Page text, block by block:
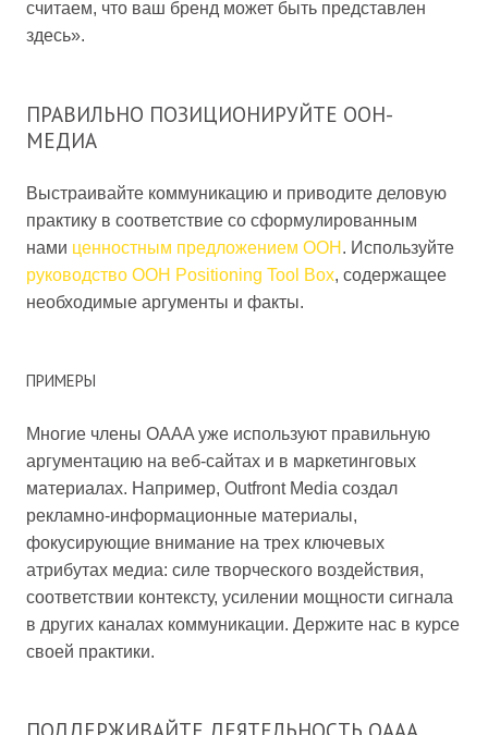
считаем, что ваш бренд может быть представлен
здесь».
ПРАВИЛЬНО ПОЗИЦИОНИРУЙТЕ OOH-
МЕДИА
Выстраивайте коммуникацию и приводите деловую
практику в соответствие со сформулированным
нами ценностным предложением OOH . Используйте
руководство OOH Positioning Tool Box, содержащее
необходимые аргументы и факты.
ПРИМЕРЫ
Многие члены OAAA уже используют правильную
аргументацию на веб-сайтах и в маркетинговых
материалах. Например, Outfront Media создал
рекламно-информационные материалы,
фокусирующие внимание на трех ключевых
атрибутах медиа: силе творческого воздействия,
соответствии контексту, усилении мощности сигнала
в других каналах коммуникации. Держите нас в курсе
своей практики.